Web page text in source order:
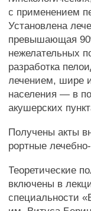
с применением
Установлена
превышающая
нежелательных
разработка
лечением, шире
населения — в
акушерских
Получены акты
рортные
Теоретические
включены в
специальности